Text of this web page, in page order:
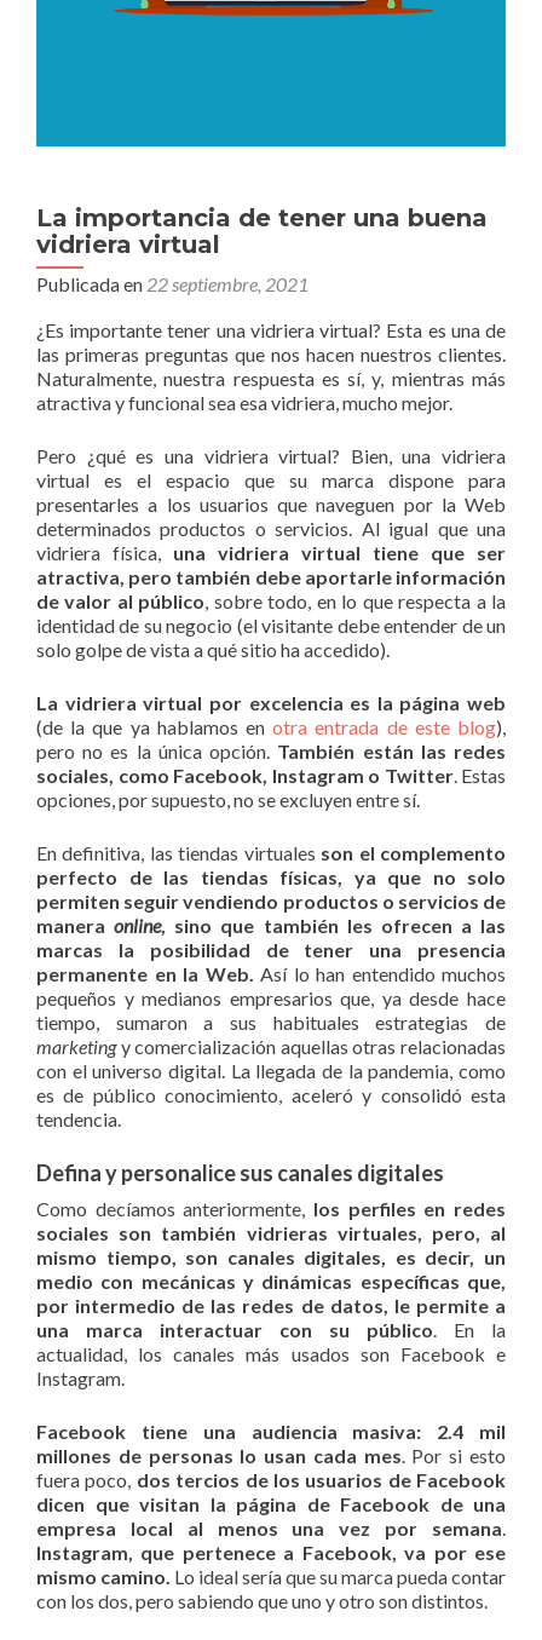
La importancia de tener una buena
vidriera virtual
Publicada en 22 septiembre, 2021
¿Es importante tener una vidriera virtual? Esta es una de
las primeras preguntas que nos hacen nuestros clientes.
Naturalmente, nuestra respuesta es sí, y, mientras más
atractiva y funcional sea esa vidriera, mucho mejor.
Pero ¿qué es una vidriera virtual? Bien, una vidriera
virtual es el espacio que su marca dispone para
presentarles a los usuarios que naveguen por la Web
determinados productos o servicios. Al igual que una
vidriera física, una vidriera virtual tiene que ser
atractiva, pero también debe aportarle información
de valor al público , sobre todo, en lo que respecta a la
identidad de su negocio (el visitante debe entender de un
solo golpe de vista a qué sitio ha accedido).
La vidriera virtual por excelencia es la página web
(de la que ya hablamos enotra entrada de este blog),
pero no es la única opción. También están las redes
sociales, como Facebook, Instagram o Twitter. Estas
opciones, por supuesto, no se excluyen entre sí.
En definitiva, las tiendas virtuales son el complemento
perfecto de las tiendas físicas, ya que no solo
permiten seguir vendiendo productos o servicios de
maneraonline, sino que también les ofrecen a las
marcas la posibilidad de tener una presencia
permanente en la Web. Así lo han entendido muchos
pequeños y medianos empresarios que, ya desde hace
tiempo, sumaron a sus habituales estrategias de
marketingy comercialización aquellas otras relacionadas
con el universo digital. La llegada de la pandemia, como
es de público conocimiento, aceleró y consolidó esta
tendencia.
Defina y personalice sus canales digitales
Como decíamos anteriormente, los perfiles en redes
sociales son también vidrieras virtuales, pero, al
mismo tiempo, son canales digitales, es decir, un
medio con mecánicas y dinámicas específicas que,
por intermedio de las redes de datos, le permite a
una marca interactuar con su público . En la
actualidad, los canales más usados son Facebook e
Instagram.
Facebook
tiene una audiencia masiva: 2.4 mil
millones de personas lo usan cada mes . Por si esto
fuera poco, dos tercios de los usuarios de Facebook
dicen que visitan la página de Facebook de una
empresa local al menos una vez por semana
Instagram, que pertenece a Facebook, va por ese
mismo camino. Lo ideal sería que su marca pueda contar
con los dos, pero sabiendo que uno y otro son distintos.